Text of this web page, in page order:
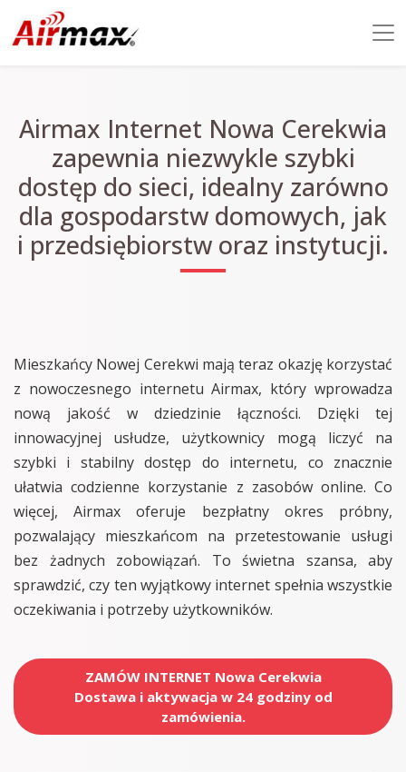
Airmax Internet Nowa Cerekwia
zapewnia niezwykle szybki
dostęp do sieci, idealny zarówno
dla gospodarstw domowych, jak
i przedsiębiorstw oraz instytucji.
Mieszkańcy Nowej Cerekwi mają teraz okazję korzystać
z nowoczesnego internetu Airmax, który wprowadza
nową jakość w dziedzinie łączności. Dzięki tej
innowacyjnej usłudze, użytkownicy mogą liczyć na
szybki i stabilny dostęp do internetu, co znacznie
ułatwia codzienne korzystanie z zasobów online. Co
więcej, Airmax oferuje bezpłatny okres próbny,
pozwalający mieszkańcom na przetestowanie usługi
bez żadnych zobowiązań. To świetna szansa, aby
sprawdzić, czy ten wyjątkowy internet spełnia wszystkie
oczekiwania i potrzeby użytkowników.
ZAMÓW INTERNET Nowa Cerekwia
Dostawa i aktywacja w 24 godziny od
zamówienia.